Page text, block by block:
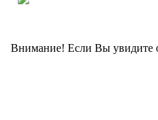
Внимание! Если Вы увидите